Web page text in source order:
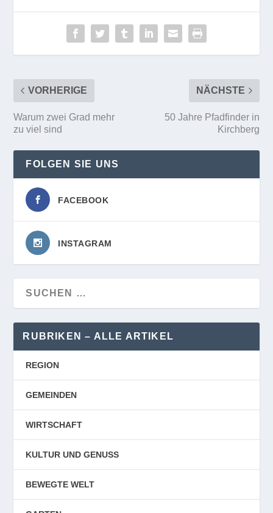
VORHERIGE
Warum zwei Grad mehr
zu viel sind
NÄCHSTE
50 Jahre Pfadfinder in
Kirchberg
FOLGEN SIE UNS
FACEBOOK
INSTAGRAM
RUBRIKEN – ALLE ARTIKEL
REGION
GEMEINDEN
WIRTSCHAFT
KULTUR UND GENUSS
BEWEGTE WELT